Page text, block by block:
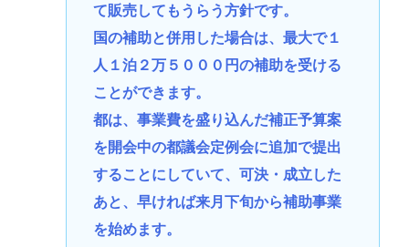
て販売してもうらう方針です。
国の補助と併用した場合は、最大で１
人１泊２万５０００円の補助を受ける
ことができます。
都は、事業費を盛り込んだ補正予算案
を開会中の都議会定例会に追加で提出
することにしていて、可決・成立した
あと、早ければ来月下旬から補助事業
を始めます。